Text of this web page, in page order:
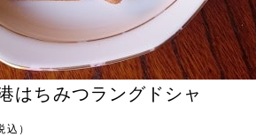
はちみつラングドシャ
込）